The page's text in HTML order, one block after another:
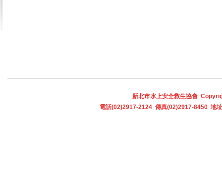
新北市水上安全救生協會
電話(02)2917-2124 傳真(02)2917-8450 地